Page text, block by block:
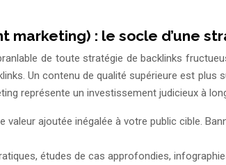
: le socle d’une
de toute stratégie de backlinks
Un contenu de qualité supérieure est
représente un investissement judicieux à
valeur ajoutée inégalée à votre public cible.
études de cas approfondies,